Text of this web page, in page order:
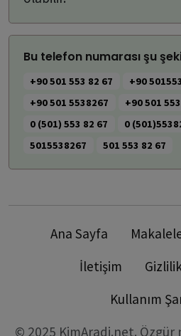
Bu telefon numarası şu
+90 501 553 82 67
+90
+90 501 5538267
+90 501
0 (501) 553 82 67
0
5015538267
501 553 82 67
Ana Sayfa
İletişim
Kullanım
© 2025 KimAradi.net. Özgür